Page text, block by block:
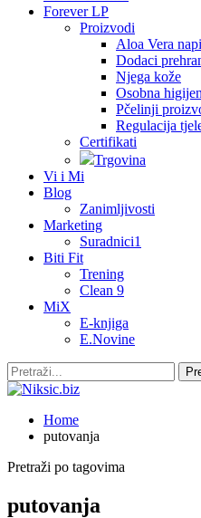
Forever LP
Proizvodi
Aloa Vera
Dodaci
Njega kože
Osobna
Pčelinji
Regulacija
Certifikati
Trgovina
Vi i Mi
Blog
Zanimljivosti
Marketing
Suradnici1
Biti Fit
Trening
Clean 9
MiX
E-knjiga
E.Novine
Home
putovanja
Pretraži po tagovima
putovanja